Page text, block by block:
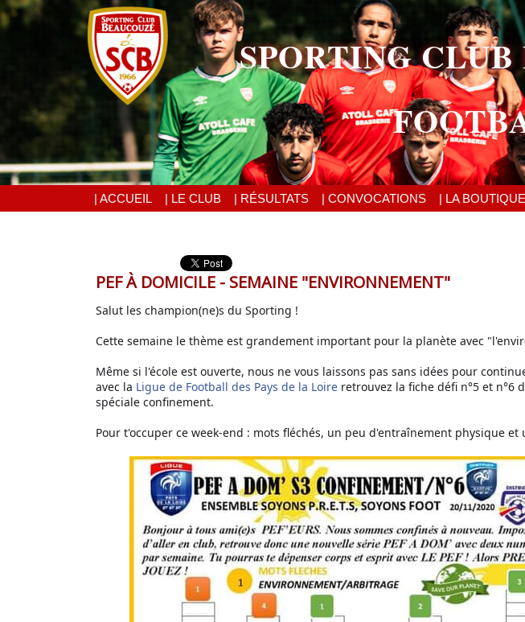
SPORTING
| ACCUEIL | LE CLUB | RÉSULTATS | CONVOCATIONS | LA BOUTIQUE
PEF À DOMICILE - SEMAINE "ENVIRONNEMENT"
Salut les champion(ne)s du Sporting !
Cette semaine le thème est grandement important pour la planète avec
Même si l'école est ouverte, nous ne vous laissons pas sans idées pour
avec la Ligue de Football des Pays de la Loire retrouvez la fiche défi n°5 et n°6
spéciale confinement.
Pour t'occuper ce week-end : mots fléchés, un peu d'entraînement physique